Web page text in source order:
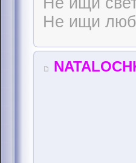
Не ищи